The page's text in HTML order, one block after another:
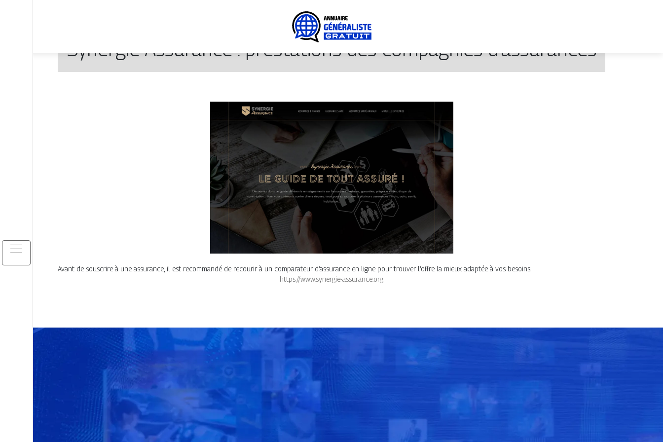
Synergie Assurance : prestations des compagnies d’assurances
Avant de souscrire à une assurance, il est recommandé de recourir à un comparateur d’assurance en ligne pour trouver l’offre la mieux adaptée à vos besoins.
https://www.synergie-assurance.org